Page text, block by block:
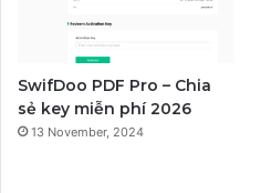
SwifDoo PDF Pro – Chia
sẻ key miễn phí 2026
13 November, 2024